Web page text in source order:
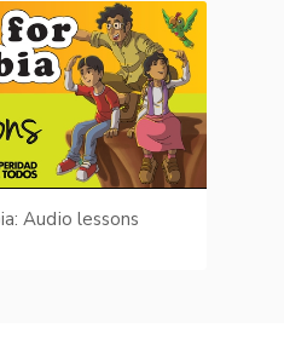
Audio lessons